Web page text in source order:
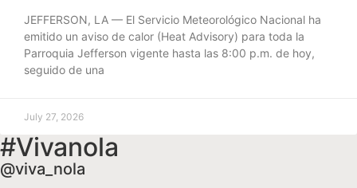
JEFFERSON, LA — El Servicio Meteorológico Nacional ha
emitido un aviso de calor (Heat Advisory) para toda la
Parroquia Jefferson vigente hasta las 8:00 p.m. de hoy,
seguido de una
July 27, 2026
#Vivanola
@viva_nola